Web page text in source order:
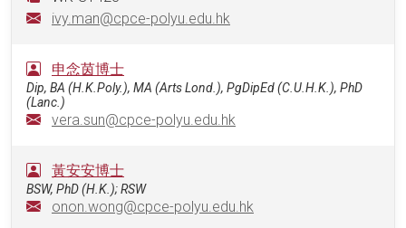
ivy.man@cpce-polyu.edu.hk
申念茵博士
Dip, BA (H.K.Poly.), MA (Arts Lond.), PgDipEd (C.U.H.K.), PhD
(Lanc.)
vera.sun@cpce-polyu.edu.hk
黃安安博士
BSW, PhD (H.K.); RSW
onon.wong@cpce-polyu.edu.hk